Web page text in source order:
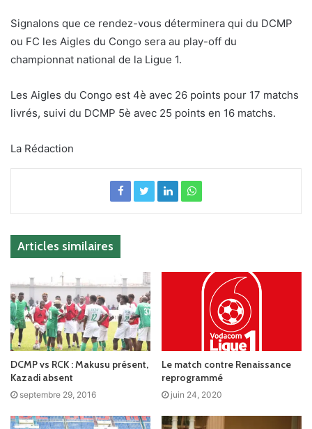
Signalons que ce rendez-vous déterminera qui du DCMP
ou FC les Aigles du Congo sera au play-off du
championnat national de la Ligue 1.
Les Aigles du Congo est 4è avec 26 points pour 17 matchs
livrés, suivi du DCMP 5è avec 25 points en 16 matchs.
La Rédaction
Articles similaires
DCMP vs RCK : Makusu présent,
Kazadi absent
septembre 29, 2016
Le match contre Renaissance
reprogrammé
juin 24, 2020